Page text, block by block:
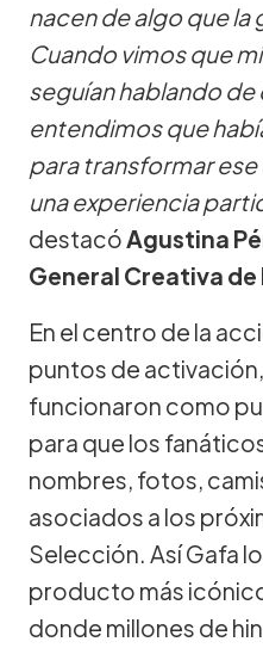
nacen de algo que la
Cuando vimos que
seguían hablando de
entendimos que
para transformar
una experiencia
destacó Agustina
General Creativa de
En el centro de la
puntos de
funcionaron como
para que los
nombres, fotos,
asociados a los
Selección. Así Gafa
producto más
donde millones de